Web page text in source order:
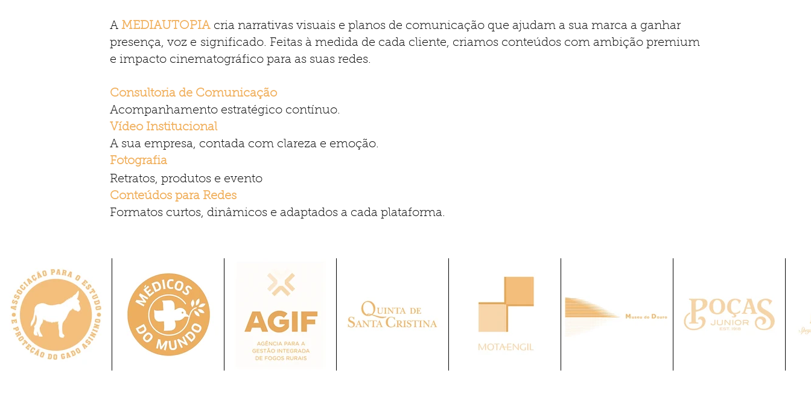
A MEDIAUTOPIAcria narrativas visuais e planos de comunicação que ajudam a sua marca a ganhar
presença, voz e significado. Feitas à medida de cada cliente, criamos conteúdos com ambição premium
e impacto cinematográfico para as suas redes.
Consultoria de Comunicação
Acompanhamento estratégico contínuo.
Vídeo Institucional
A sua empresa, contada com clareza e emoção.
Fotografia
Retratos, produtos e evento
Conteúdos para Redes
Formatos curtos, dinâmicos e adaptados a cada plataforma.